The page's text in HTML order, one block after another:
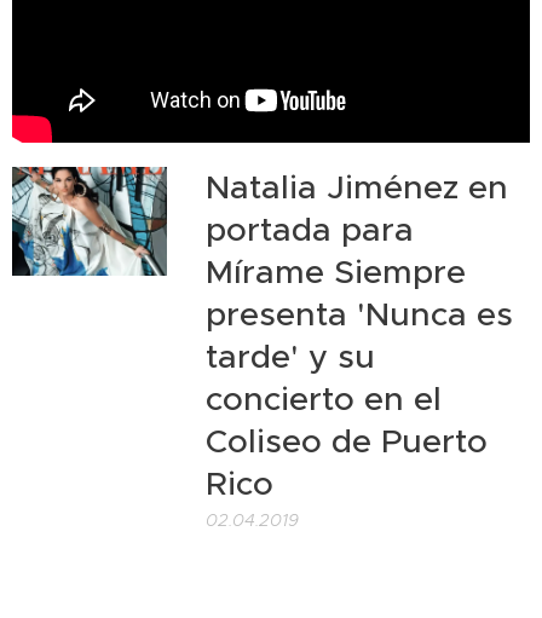
Natalia Jiménez en
portada para
Mírame Siempre
presenta 'Nunca es
tarde' y su
concierto en el
Coliseo de Puerto
Rico
02.04.2019